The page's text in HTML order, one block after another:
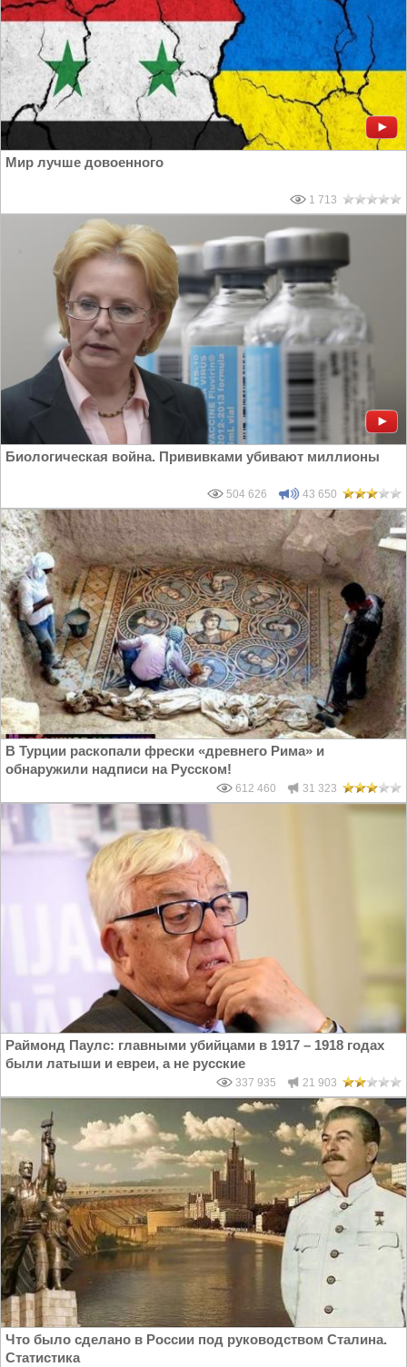
Мир лучше довоенного
1 713
Биологическая война. Прививками убивают миллионы
504 626 43 650
В Турции раскопали фрески «древнего Рима» и
обнаружили надписи на Русском!
612 460 31 323
Раймонд Паулс: главными убийцами в 1917 – 1918 годах
были латыши и евреи, а не русские
337 935 21 903
Что было сделано в России под руководством Сталина.
Статистика